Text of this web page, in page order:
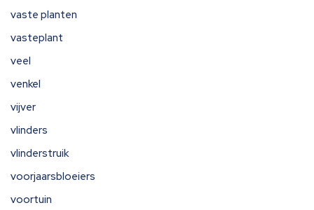
vaste planten
vasteplant
veel
venkel
vijver
vlinders
vlinderstruik
voorjaarsbloeiers
voortuin